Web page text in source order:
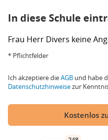
In diese Schule
Frau Herr Divers keine
* Pflichtfelder
Ich akzeptiere dieAGB und habe
Datenschutzhinweisezur
Kostenlos